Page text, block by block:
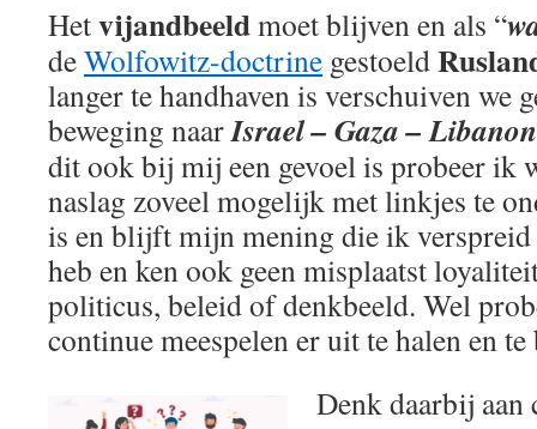
Hetvijandbeeldmoet blijven en als “
deWolfowitz-doctrine gestoeld
langer te handhaven is verschuiven we
beweging naarIsrael – Gaza –
dit ook bij mij een gevoel is probeer ik
naslag zoveel mogelijk met linkjes te
is en blijft mijn mening die ik
heb en ken ook geen misplaatst
politicus, beleid of denkbeeld. Wel
continue meespelen er uit te halen en
Denk daarbij aan